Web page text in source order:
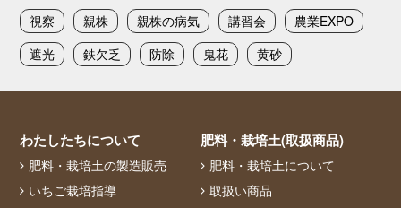
視察
親株 親株の病気 講習会
農業EXPO
遮光
鉄欠乏 防除 鬼花 黄砂
わたしたちについて
肥料・栽培土の製造販売
いちご栽培指導
肥料・栽培土(取扱商品)
肥料・栽培土について
取扱い商品